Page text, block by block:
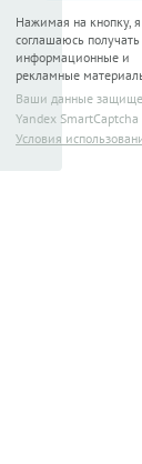
Нажимая на кнопку, я
соглашаюсь получать
информационные и
рекламные
Ваши данные
Yandex SmartCaptcha
Условия